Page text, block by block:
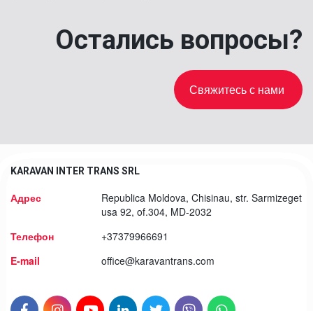
Остались вопросы?
Свяжитесь с нами
KARAVAN INTER TRANS SRL
Адрес Republica Moldova, Chisinau, str. Sarmizeget
usa 92, of.304, MD-2032
Телефон
+37379966691
E-mail
office@karavantrans.com